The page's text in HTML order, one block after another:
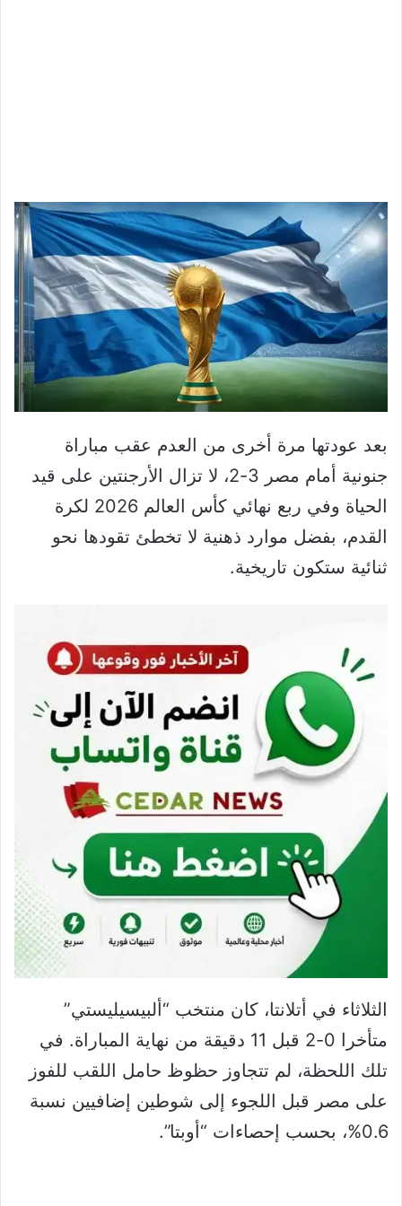
بعد عودتها مرة أخرى من العدم عقب مباراة
جنونية أمام مصر 3-2، لا تزال الأرجنتين على قيد
الحياة وفي ربع نهائي كأس العالم 2026 لكرة
القدم، بفضل موارد ذهنية لا تخطئ تقودها نحو
ثنائية ستكون تاريخية.
الثلاثاء في أتلانتا، كان منتخب “ألبيسيليستي”
متأخرا 0-2 قبل 11 دقيقة من نهاية المباراة. في
تلك اللحظة، لم تتجاوز حظوظ حامل اللقب للفوز
على مصر قبل اللجوء إلى شوطين إضافيين نسبة
0.6%، بحسب إحصاءات “أوبتا”.